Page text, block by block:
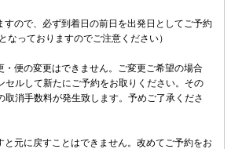
ので、必ず到着日の前日を出発日としてご予約
なっておりますのでご注意ください）
便の変更はできません。ご変更ご希望の場合
セルして新たにご予約をお取りください。その
取消手数料が発生致します。予めご了承くださ
元に戻すことはできません。改めてご予約をお